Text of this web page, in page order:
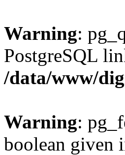
Warning:
PostgreSQL
/data/www/
Warning:
boolean given